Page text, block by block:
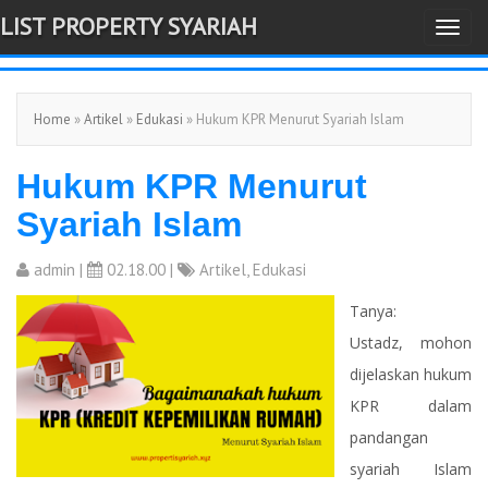
-->
T
o
g
l
t
i
n
LIST PROPERTY SYARIAH
Home »Artikel » Edukasi » Hukum KPR Menurut Syariah Islam
Hukum KPR Menurut
Syariah Islam
admin | 02.18.00 | Artikel, Edukasi
Tanya:
Ustadz, mohon
dijelaskan hukum
KPR dalam
pandangan
syariah Islam